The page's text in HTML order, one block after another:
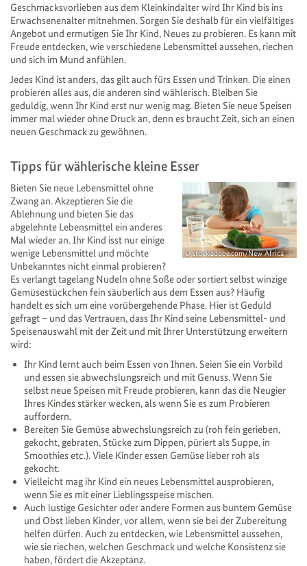
Geschmacksvorlieben aus dem Kleinkindalter wird Ihr Kind bis ins
Erwachsenenalter mitnehmen. Sorgen Sie deshalb für ein vielfältiges
Angebot und ermutigen Sie Ihr Kind, Neues zu probieren. Es kann mit
Freude entdecken, wie verschiedene Lebensmittel aussehen, riechen
und sich im Mund anfühlen.
Jedes Kind ist anders, das gilt auch fürs Essen und Trinken. Die einen
probieren alles aus, die anderen sind wählerisch. Bleiben Sie
geduldig, wenn Ihr Kind erst nur wenig mag. Bieten Sie neue Speisen
immer mal wieder ohne Druck an, denn es braucht Zeit, sich an einen
neuen Geschmack zu gewöhnen.
Tipps für wählerische kleine Esser
stock.adobe.com/New Africa
Bieten Sie neue Lebensmittel ohne
Zwang an. Akzeptieren Sie die
Ablehnung und bieten Sie das
abgelehnte Lebensmittel ein anderes
Mal wieder an. Ihr Kind isst nur einige
wenige Lebensmittel und möchte
Unbekanntes nicht einmal probieren?
Es verlangt tagelang Nudeln ohne Soße oder sortiert selbst winzige
Gemüsestückchen fein säuberlich aus dem Essen aus? Häufig
handelt es sich um eine vorübergehende Phase. Hier ist Geduld
gefragt – und das Vertrauen, dass Ihr Kind seine Lebensmittel- und
Speisenauswahl mit der Zeit und mit Ihrer Unterstützung erweitern
wird:
Ihr Kind lernt auch beim Essen von Ihnen. Seien Sie ein Vorbild
und essen sie abwechslungsreich und mit Genuss. Wenn Sie
selbst neue Speisen mit Freude probieren, kann das die Neugier
Ihres Kindes stärker wecken, als wenn Sie es zum Probieren
auffordern.
Bereiten Sie Gemüse abwechslungsreich zu (roh fein gerieben,
gekocht, gebraten, Stücke zum Dippen, püriert als Suppe, in
Smoothies etc.). Viele Kinder essen Gemüse lieber roh als
gekocht.
Vielleicht mag ihr Kind ein neues Lebensmittel ausprobieren,
wenn Sie es mit einer Lieblingsspeise mischen.
Auch lustige Gesichter oder andere Formen aus buntem Gemüse
und Obst lieben Kinder, vor allem, wenn sie bei der Zubereitung
helfen dürfen. Auch zu entdecken, wie Lebensmittel aussehen,
wie sie riechen, welchen Geschmack und welche Konsistenz sie
haben, fördert die Akzeptanz.